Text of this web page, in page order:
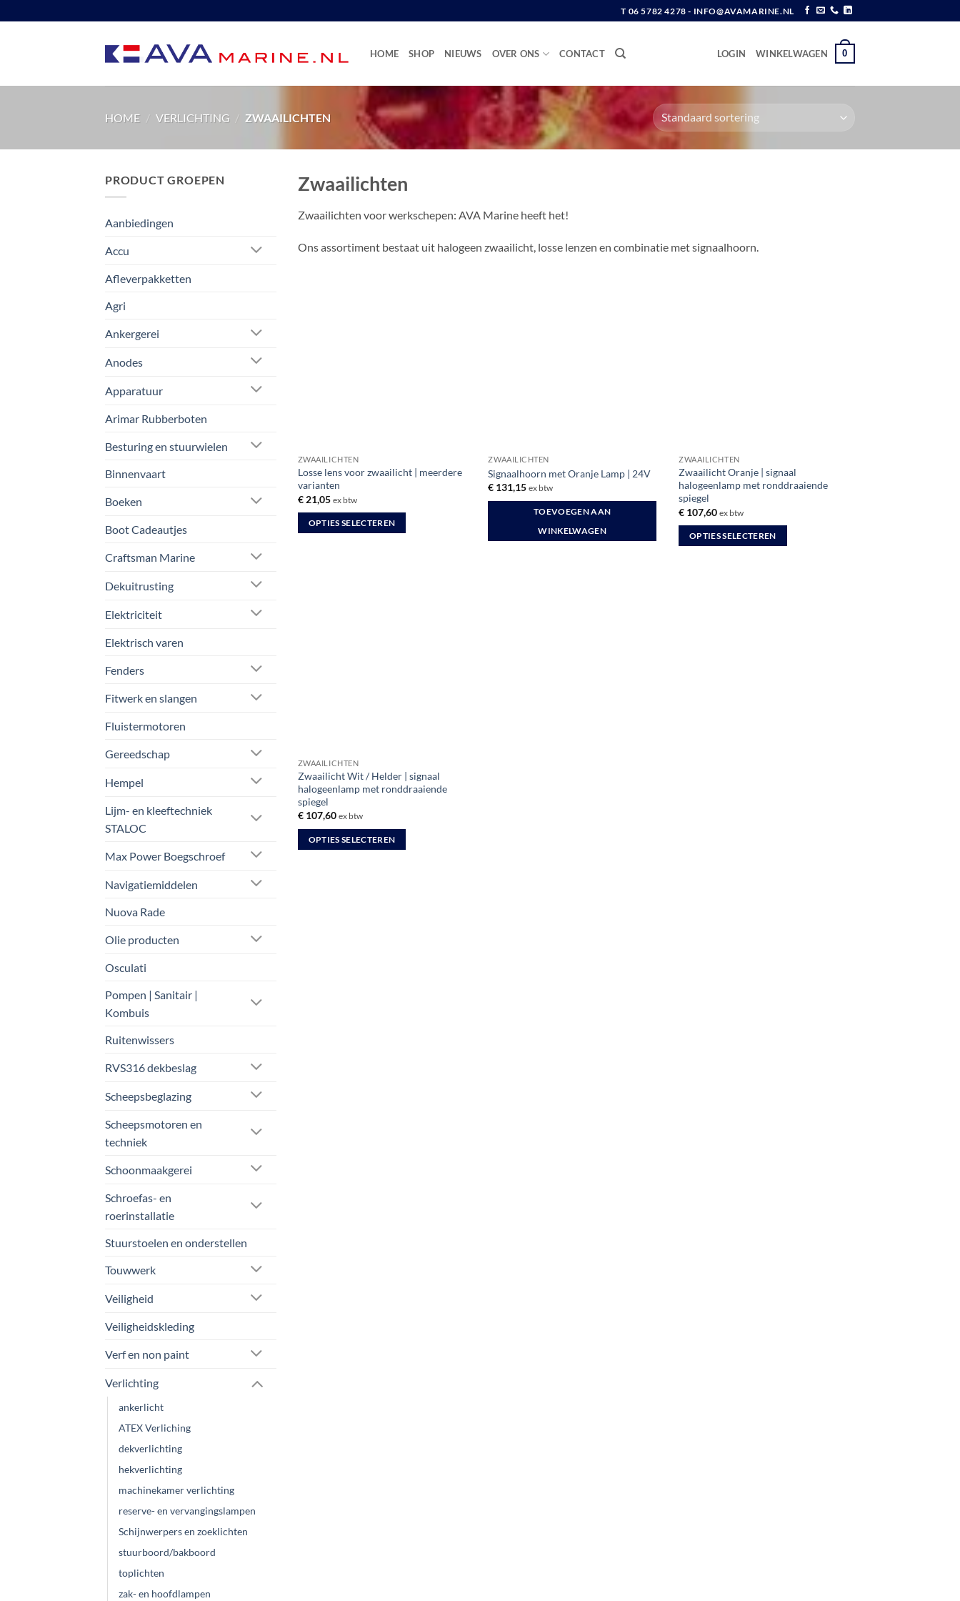
naar
T 06 5782 4278 - INFO@AVAMARINE.NL
HOME SHOP NIEUWS OVER ONS CONTACT LOGIN WINKELWAGEN 0
HOME / VERLICHTING / ZWAAILICHTEN
PRODUCT GROEPEN
Aanbiedingen
Accu
Afleverpakketten
Agri
Ankergerei
Anodes
Apparatuur
Arimar Rubberboten
Besturing en stuurwielen
Binnenvaart
Boeken
Boot Cadeautjes
Craftsman Marine
Dekuitrusting
Elektriciteit
Elektrisch varen
Fenders
Fitwerk en slangen
Fluistermotoren
Gereedschap
Hempel
Lijm- en kleeftechniek
STALOC
Max Power Boegschroef
Navigatiemiddelen
Nuova Rade
Olie producten
Osculati
Pompen | Sanitair |
Kombuis
Ruitenwissers
RVS316 dekbeslag
Scheepsbeglazing
Scheepsmotoren en
techniek
Schoonmaakgerei
Schroefas- en
roerinstallatie
Stuurstoelen en onderstellen
Touwwerk
Veiligheid
Veiligheidskleding
Verf en non paint
Verlichting
ankerlicht
ATEX Verliching
dekverlichting
hekverlichting
machinekamer verlichting
reserve- en vervangingslampen
Schijnwerpers en zoeklichten
stuurboord/bakboord
toplichten
zak- en hoofdlampen
Zwaailichten
Zwaailichten voor werkschepen: AVA Marine heeft het!
Ons assortiment bestaat uit halogeen zwaailicht, losse lenzen en combinatie met signaalhoorn.
ZWAAILICHTEN
Losse lens voor zwaailicht | meerdere
varianten
€21,05 ex btw
OPTIES SELECTEREN
ZWAAILICHTEN
Signaalhoorn met Oranje Lamp | 24V
€ 131,15 ex btw
TOEVOEGEN AAN
WINKELWAGEN
ZWAAILICHTEN
Zwaailicht Oranje | signaal
halogeenlamp met ronddraaiende
spiegel
€ 107,60 ex btw
OPTIES SELECTEREN
ZWAAILICHTEN
Zwaailicht Wit / Helder | signaal
halogeenlamp met ronddraaiende
spiegel
€107,60 ex btw
OPTIES SELECTEREN